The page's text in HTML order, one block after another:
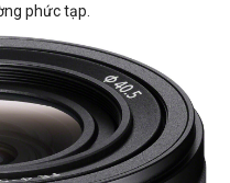
phức tạp.